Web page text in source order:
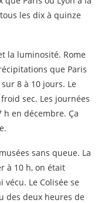
les dix à quinze
la luminosité. Rome
que Paris
8 à 10 jours. Le
sec. Les journées
en décembre. Ça
sans queue. La
à 10 h, on était
Le Colisée se
des deux heures de